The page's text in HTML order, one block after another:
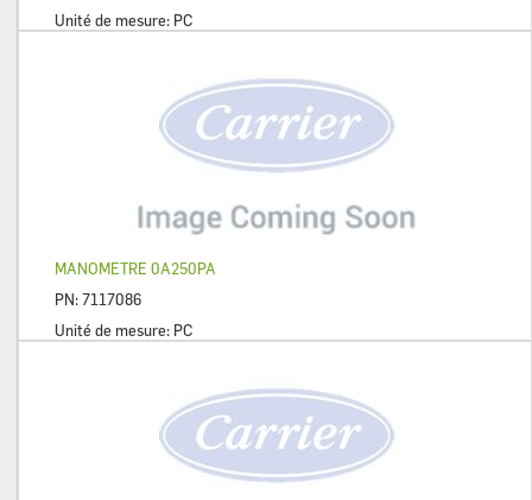
Unité de mesure: PC
MANOMETRE 0A250PA
PN:7117086
Unité de mesure: PC